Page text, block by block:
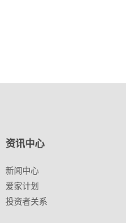
资讯中心
新闻中心
爱家计划
投资者关系